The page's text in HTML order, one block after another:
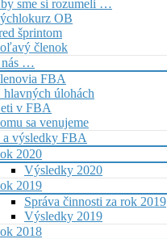
sme si rozumeli …
OB
šprintom
členok
nás …
FBA
hlavných úlohách
v FBA
sa venujeme
výsledky FBA
2020
Výsledky 2020
2019
Správa činnosti za rok 2019
Výsledky 2019
2018